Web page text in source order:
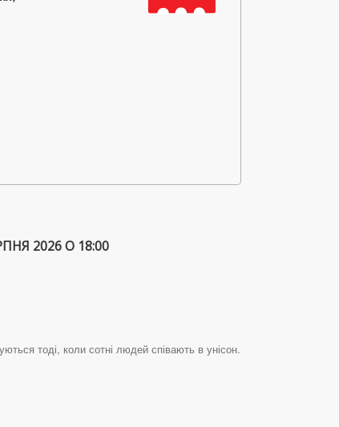
2026 О 18:00
тоді, коли сотні людей співають в унісон.